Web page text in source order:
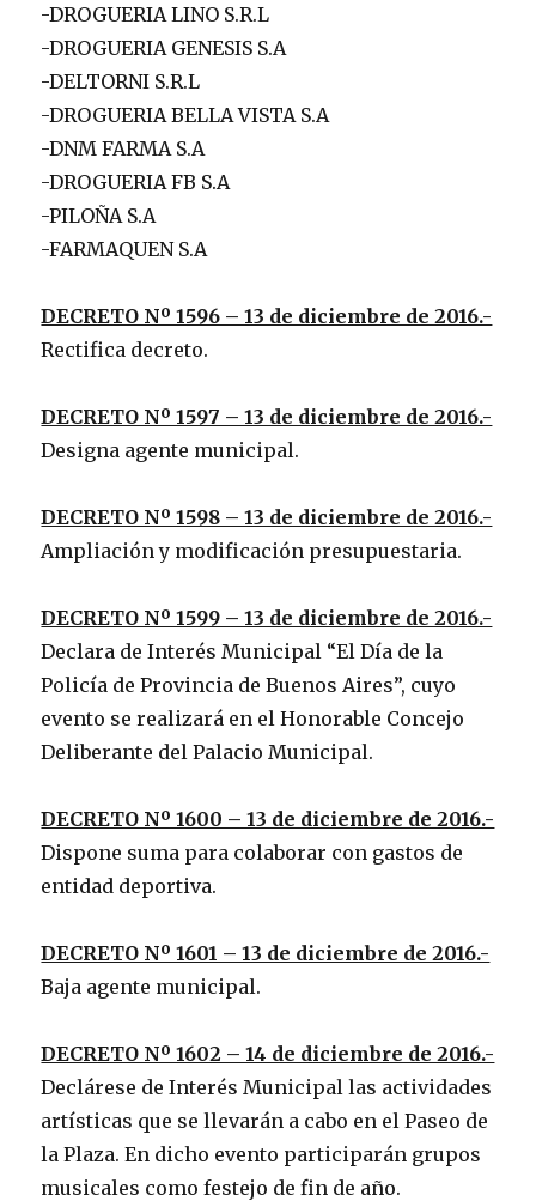
-DROGUERIA LINO S.R.L
-DROGUERIA GENESIS S.A
-DELTORNI S.R.L
-DROGUERIA BELLA VISTA S.A
-DNM FARMA S.A
-DROGUERIA FB S.A
-PILOÑA S.A
-FARMAQUEN S.A
DECRETO Nº 1596 – 13 de diciembre de 2016.-
Rectifica decreto.
DECRETO Nº 1597 – 13 de diciembre de 2016.-
Designa agente municipal.
DECRETO Nº 1598 – 13 de diciembre de 2016.-
Ampliación y modificación presupuestaria.
DECRETO Nº 1599 – 13 de diciembre de 2016.-
Declara de Interés Municipal “El Día de la
Policía de Provincia de Buenos Aires”, cuyo
evento se realizará en el Honorable Concejo
Deliberante del Palacio Municipal.
DECRETO Nº 1600 – 13 de diciembre de 2016.-
Dispone suma para colaborar con gastos de
entidad deportiva.
DECRETO Nº 1601 – 13 de diciembre de 2016.-
Baja agente municipal.
DECRETO Nº 1602 – 14 de diciembre de 2016.-
Declárese de Interés Municipal las actividades
artísticas que se llevarán a cabo en el Paseo de
la Plaza. En dicho evento participarán grupos
musicales como festejo de fin de año.